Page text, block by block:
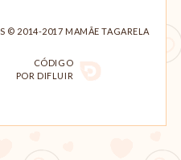
© 2014-2017 MAMÃE TAGARELA
CÓDIGO
POR DIFLUIR